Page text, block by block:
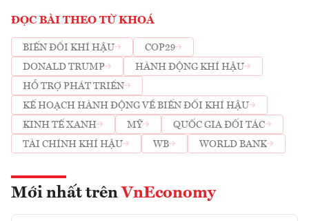
ĐỌC BÀI THEO TỪ KHOÁ
BIẾN ĐỔI KHÍ HẬU
COP29
DONALD TRUMP
HÀNH ĐỘNG KHÍ HẬU
HỖ TRỢ PHÁT TRIỂN
KẾ HOẠCH HÀNH ĐỘNG VỀ BIẾN ĐỔI KHÍ HẬU
KINH TẾ XANH
MỸ
QUỐC GIA ĐỐI TÁC
TÀI CHÍNH KHÍ HẬU
WB WORLD BANK
Mới nhất trên VnEconomy